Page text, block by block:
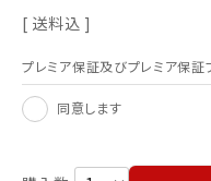
送料込
プレミア保証及びプレミア保
同意します